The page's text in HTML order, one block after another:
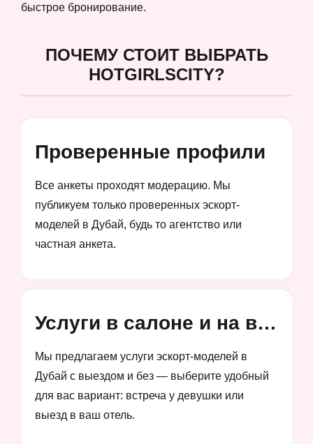
быстрое бронирование.
ПОЧЕМУ СТОИТ ВЫБРАТЬ
HOTGIRLSCITY?
Проверенные профили
Все анкеты проходят модерацию. Мы
публикуем только проверенных эскорт-
моделей в Дубай, будь то агентство или
частная анкета.
Услуги в салоне и на выезд
Мы предлагаем услуги эскорт-моделей в
Дубай с выездом и без — выберите удобный
для вас вариант: встреча у девушки или
выезд в ваш отель.